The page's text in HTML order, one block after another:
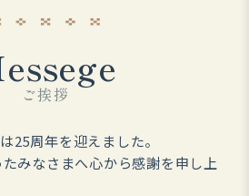
ご挨拶
25周年を迎えました。
みなさまへ心から感謝を申し上